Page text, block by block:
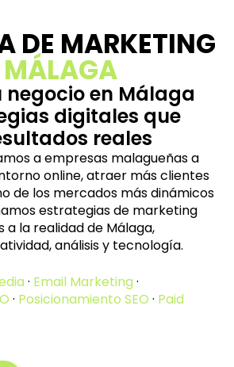
DE MARKETING
MÁLAGA
en Málaga
digitales que
reales
a empresas malagueñas a
online, atraer más clientes
de los mercados más dinámicos
estrategias de marketing
a la realidad de Málaga,
análisis y tecnología.
· Email Marketing ·
· Posicionamiento SEO · Paid